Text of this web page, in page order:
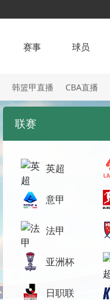
赛事 球员
韩篮甲直播 CBA直播
联赛
英超
意甲
法甲
亚洲杯
日职联